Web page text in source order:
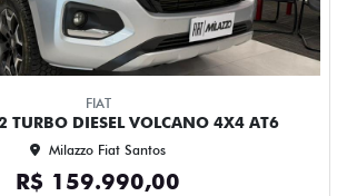
FIAT
TURBO DIESEL VOLCANO 4X4 AT6
Milazzo Fiat Santos
R$ 159.990,00